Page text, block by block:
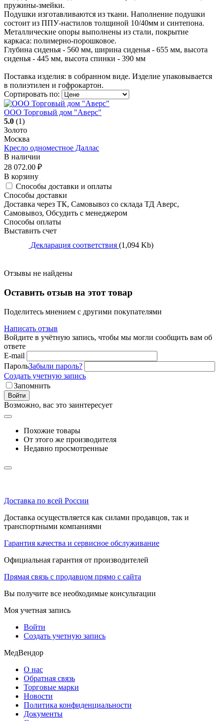
пружины-змейки.
Подушки изготавливаются из ткани. Наполнение подушки
состоит из ППУ-настилов толщиной 10/40мм и синтепона.
Металлические опоры выполнены из стали, покрытие
каркаса: полимерно-порошковое.
Глубина сиденья - 560 мм, ширина сиденья - 655 мм, высота
сиденья - 445 мм, высота спинки - 390 мм
Поставка изделия: в собранном виде. Изделие упаковывается
в полиэтилен и гофрокартон.
Сортировать по:
ООО Торговый дом "Аверс"
5.0 (1)
Золото
Москва
Кресло одноместное Даллас
В наличии
28 072.00 ₽
В корзину
Способы доставки и оплаты
Способы доставки
Доставка через ТК, Самовывоз со склада ТД Аверс,
Самовывоз, Обсудить с менеджером
Способы оплаты
Выставить счет
Декларация соответствия (1,094 Kb)
Отзывы не найдены
Оставить отзыв на этот товар
Поделитесь мнением с другими покупателями
Написать отзыв
Войдите в учётную запись, чтобы мы могли сообщить вам об
ответе
E-mail
ПарольЗабыли пароль?
Создать учетную запись
Запомнить
Войти
Возможно, вас это заинтересует
Похожие товары
От этого же производителя
Недавно просмотренные
Доставка по всей России
Доставка осуществляется как силами продавцов, так и
транспортными компаниями
Гарантия качества и сервисное обслуживание
Официальная гарантия от производителей
Прямая связь с продавцом прямо с сайта
Вы получите все необходимые консультации
Моя учетная запись
Войти
Создать учетную запись
МедВендор
О нас
Обратная связь
Торговые марки
Новости
Политика конфиденциальности
Документы